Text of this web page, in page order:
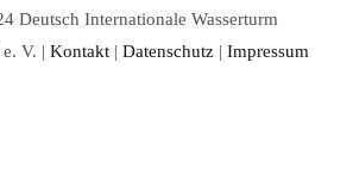
Deutsch Internationale Wasserturm
V. | Kontakt| Datenschutz| Impressum